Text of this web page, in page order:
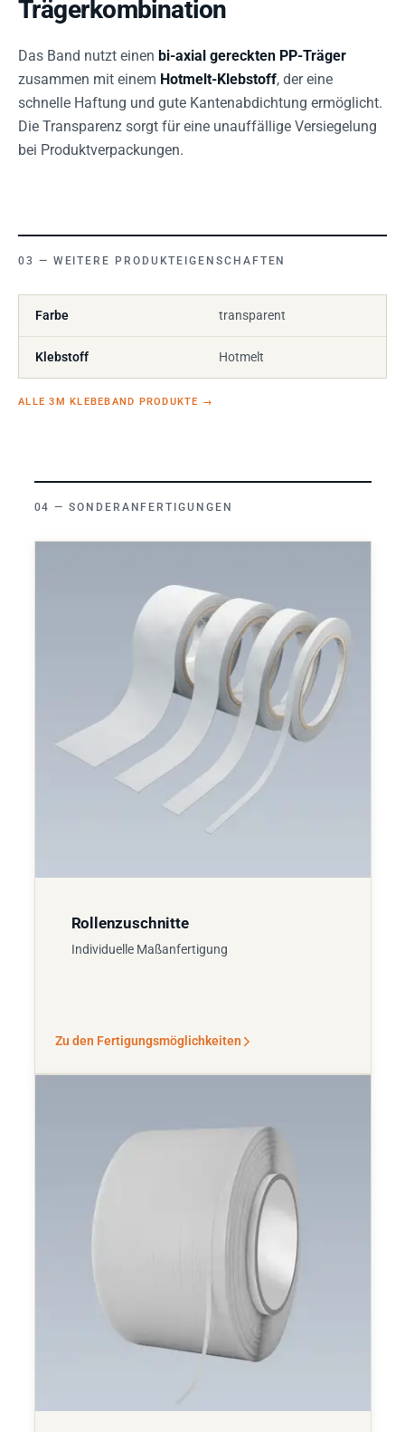
Trägerkombination
Das Band nutzt einen bi-axial gereckten PP-Träger
zusammen mit einem Hotmelt-Klebstoff, der eine
schnelle Haftung und gute Kantenabdichtung ermöglicht.
Die Transparenz sorgt für eine unauffällige Versiegelung
bei Produktverpackungen.
WEITERE PRODUKTEIGENSCHAFTEN
Farbe transparent
Klebstoff Hotmelt
ALLE 3M KLEBEBAND PRODUKTE →
SONDERANFERTIGUNGEN
Rollenzuschnitte
Individuelle Maßanfertigung
Zu den Fertigungsmöglichkeiten